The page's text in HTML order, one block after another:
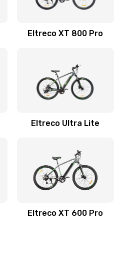
Eltreco XT 800 Pro
Eltreco Ultra Lite
Eltreco XT 600 Pro